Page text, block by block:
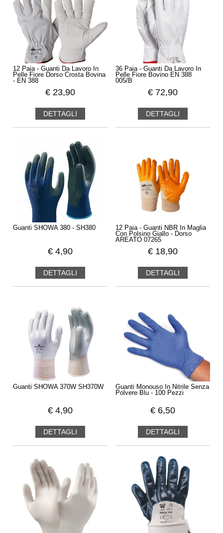
12 Paia - Guanti Da Lavoro In
Pelle Fiore Dorso Crosta Bovina
- EN 388
€ 23,90
DETTAGLI
36 Paia - Guanti Da Lavoro In
Pelle Fiore Bovino EN 388
005/B
€ 72,90
DETTAGLI
Guanti SHOWA 380 - SH380
€ 4,90
DETTAGLI
12 Paia - Guanti NBR In Maglia
Con Polsino Giallo - Dorso
AREATO 07265
€ 18,90
DETTAGLI
Guanti SHOWA 370W SH370W
€ 4,90
DETTAGLI
Guanti Monouso In Nitrile Senza
Polvere Blu - 100 Pezzi
€ 6,50
DETTAGLI